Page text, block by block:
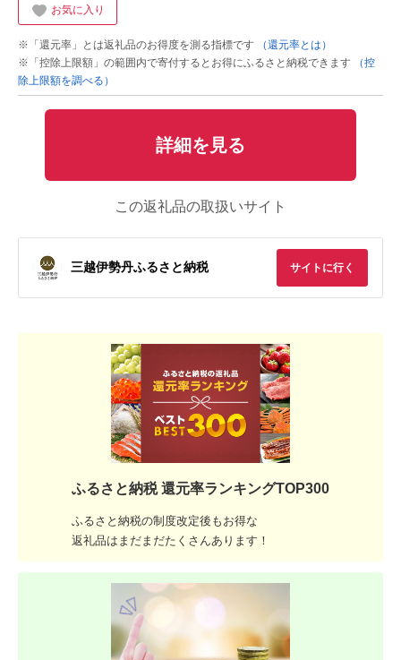
お気に入り
※「還元率」とは返礼品のお得度を測る指標です
（還元率とは）
※「控除上限額」の範囲内で寄付するとお得にふるさと納税できます
（控
除上限額を調べる）
詳細を見る
この返礼品の取扱いサイト
三越伊勢丹ふるさと納税 サイトに行く
ふるさと納税 還元率ランキングTOP300
ふるさと納税の制度改定後もお得な
返礼品はまだまだたくさんあります！